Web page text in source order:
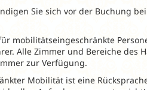
Sie sich vor der Buchung
mobilitätseingeschränkte
Alle Zimmer und Bereiche des
zur Verfügung.
Mobilität ist eine